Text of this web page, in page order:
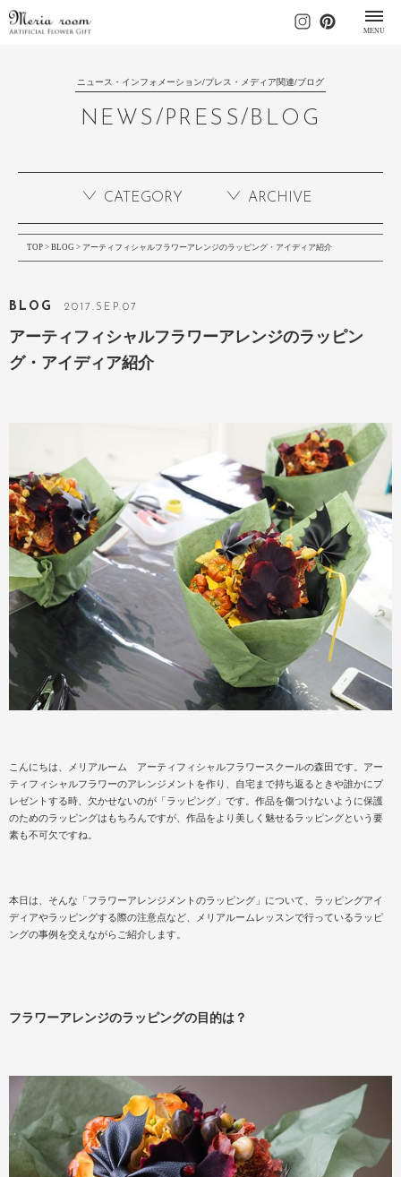
MENU
ニュース・インフォメーション/プレス・メディア関連/ブログ
NEWS/PRESS/BLOG
CATEGORY ARCHIVE
TOP > BLOG > アーティフィシャルフラワーアレンジのラッピング・アイディア紹介
BLOG 2017 . SEP.07
アーティフィシャルフラワーアレンジのラッピン
グ・アイディア紹介
こんにちは、メリアルーム アーティフィシャルフラワースクールの森田です。アー
ティフィシャルフラワーのアレンジメントを作り、自宅まで持ち返るときや誰かにプ
レゼントする時、欠かせないのが「ラッピング」です。作品を傷つけないように保護
のためのラッピングはもちろんですが、作品をより美しく魅せるラッピングという要
素も不可欠ですね。
本日は、そんな「フラワーアレンジメントのラッピング」について、ラッピングアイ
ディアやラッピングする際の注意点など、メリアルームレッスンで行っているラッピ
ングの事例を交えながらご紹介します。
フラワーアレンジのラッピングの目的は？